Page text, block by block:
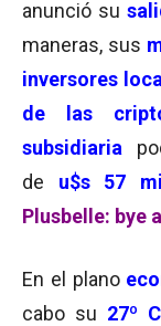
anunció su
maneras, sus
inversores
de las
subsidiaria
de u$s 57
Plusbelle: bye
En el plano
cabo su 27º